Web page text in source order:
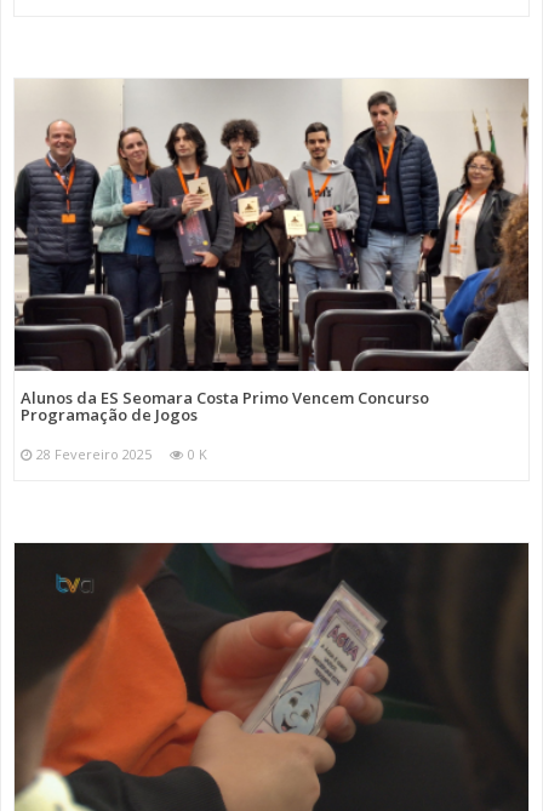
Alunos da ES Seomara Costa Primo Vencem Concurso
Programação de Jogos
28 Fevereiro 2025 0 K